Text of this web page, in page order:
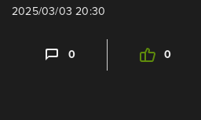
2025/03/03 20:30
0 0